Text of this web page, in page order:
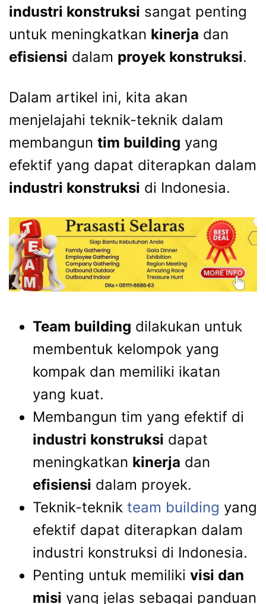
industri konstruksi sangat penting
untuk meningkatkan kinerja dan
efisiensi dalam proyek konstruksi.
Dalam artikel ini, kita akan
menjelajahi teknik-teknik dalam
membangun tim building yang
efektif yang dapat diterapkan dalam
industri konstruksi di Indonesia.
Team building dilakukan untuk
membentuk kelompok yang
kompak dan memiliki ikatan
yang kuat.
Membangun tim yang efektif di
industri konstruksi dapat
meningkatkan kinerja dan
efisiensi dalam proyek.
Teknik-teknik team building yang
efektif dapat diterapkan dalam
industri konstruksi di Indonesia.
Penting untuk memiliki visi dan
misi yang jelas sebagai panduan